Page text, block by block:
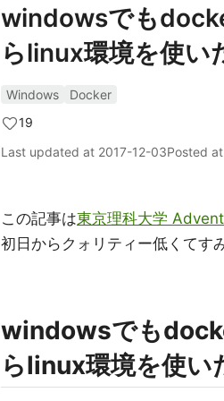
windowsでも
らlinux環境を使い
Windows
Docker
19
Last updated at 2017-12-03Posted at
この記事は東京理科大学
初日からクォリティー低くてす
windowsでも
らlinux環境を使い